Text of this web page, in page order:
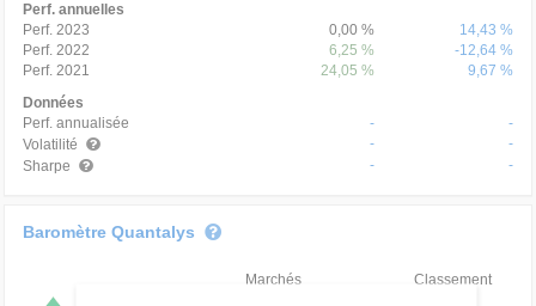
Perf. annuelles
Perf. 2023
0,00 %
14,43 %
Perf. 2022
6,25 %
-12,64 %
Perf. 2021
24,05 %
9,67 %
Données
Perf. annualisée
-
-
Volatilité
-
-
Sharpe
- -
Baromètre Quantalys
Marchés Classement